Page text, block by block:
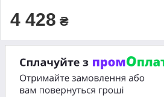
4 428 ₴